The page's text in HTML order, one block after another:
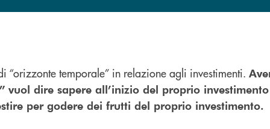
“orizzonte temporale” in relazione agli investimenti.
vuol dire sapere all’inizio del proprio
per godere dei frutti del proprio investimento.